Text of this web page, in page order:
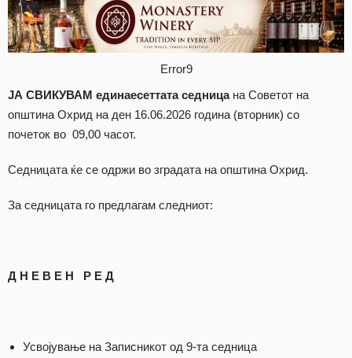
Error9
ЈА СВИКУВАМ единаесеттата седницана Советот на
општина Охрид на ден 16.06.2026 година (вторник) со
почеток во 09,00 часот.
Седницата ќе се одржи во зградата на општина Охрид.
За седницата го предлагам следниот:
Д Н Е В Е Н Р Е Д
Усвојување на Записникот од 9-та седница